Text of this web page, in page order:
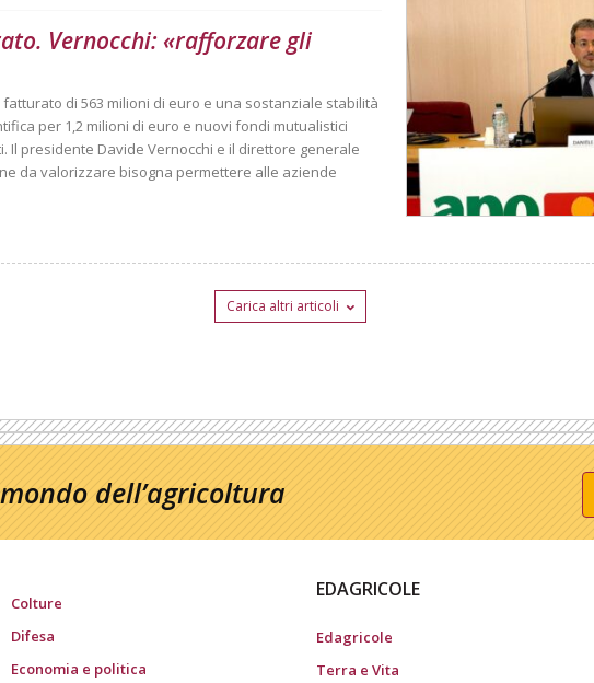
Vernocchi: «rafforzare gli
di 563 milioni di euro e una sostanziale stabilità
per 1,2 milioni di euro e nuovi fondi mutualistici
presidente Davide Vernocchi e il direttore generale
da valorizzare bisogna permettere alle aziende
Carica altri articoli
dell’agricoltura
Colture
Difesa
Economia e politica
EDAGRICOLE
Edagricole
Terra e Vita